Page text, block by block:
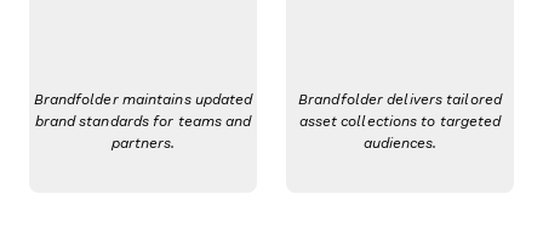
Brandfolder maintains updated
brand standards for teams and
partners.
Brandfolder delivers tailored
asset collections to targeted
audiences.